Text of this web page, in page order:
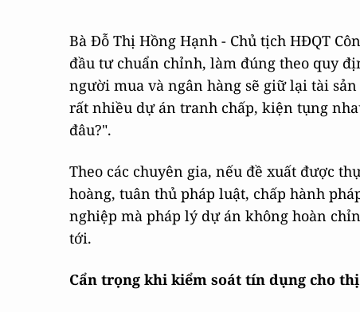
Bà Đỗ Thị Hồng Hạnh - Chủ tịch HĐQT
đầu tư chuẩn chỉnh, làm đúng theo quy
người mua và ngân hàng sẽ giữ lại tài
rất nhiều dự án tranh chấp, kiện tụng
đâu?".
Theo các chuyên gia, nếu đề xuất được
hoàng, tuân thủ pháp luật, chấp hành
nghiệp mà pháp lý dự án không hoàn
tới.
Cẩn trọng khi kiểm soát tín dụng cho